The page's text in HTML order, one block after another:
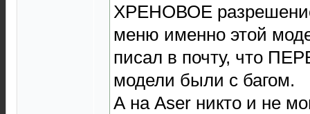
ХРЕНОВОЕ
меню именно этой
писал в почту, что
модели были с багом.
А на Aser никто и не